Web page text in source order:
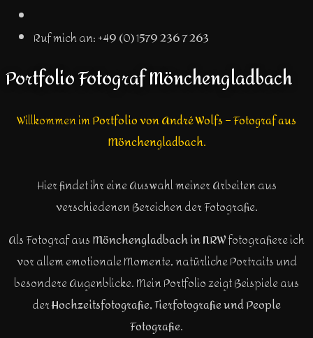
Ruf mich an: +49 (0) 1579 236 7 263
Portfolio Fotograf Mönchengladbach
Willkommen imPortfolio von André Wolfs – Fotograf aus
Mönchengladbach.
Hier findet ihr eine Auswahl meiner Arbeiten aus
verschiedenen Bereichen der Fotografie.
Als Fotograf ausMönchengladbach in NRWfotografiere ich
vor allem emotionale Momente, natürliche Portraits und
besondere Augenblicke. Mein Portfolio zeigt Beispiele aus
derHochzeitsfotografie, Tierfotografie und People
Fotografie.